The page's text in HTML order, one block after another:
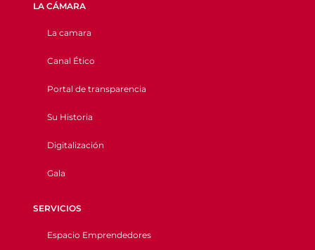
LA CÁMARA
La camara
Canal Ético
Portal de transparencia
Su Historia
Digitalización
Gala
SERVICIOS
Espacio Emprendedores